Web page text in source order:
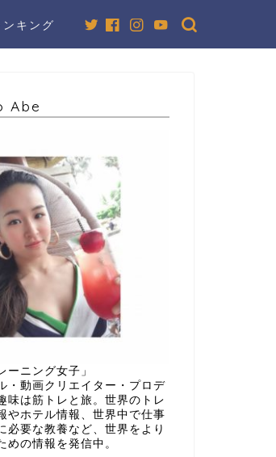
ンキング
Abe
ーニング女子」
・動画クリエイター・プロデ
味は筋トレと旅。世界のトレ
やホテル情報、世界中で仕事
必要な教養など、世界をより
めの情報を発信中。